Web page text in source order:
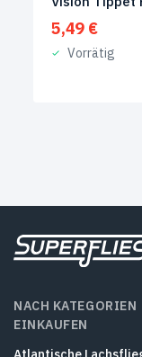
5,49 €
Vorrätig
NACH KATEGORIEN
EINKAUFEN